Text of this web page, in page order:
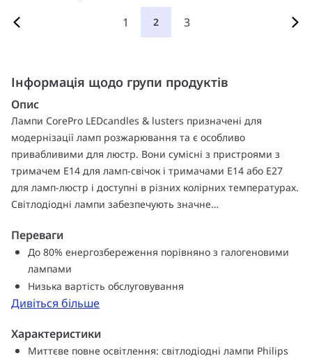
1
2 3
Інформація щодо групи продуктів
Опис
Лампи CorePro LEDcandles & lusters призначені для
модернізації ламп розжарювання та є особливо
привабливими для люстр. Вони сумісні з пристроями з
тримачем E14 для ламп-свічок і тримачами E14 або E27
для ламп-люстр і доступні в різних колірних температурах.
Світлодіодні лампи забезпечують значне
галогеновими лампами) і забезпечують чудову якість
світла. Завдяки терміну служби 15 000 годин вони
знижують витрати на обслуговування. Світлодіодні лампи-
свічки та лампи-кулі CorePro ідеально пасують для базових
потреб освітлення.
Переваги
До 80% енергозбереження порівняно з галогеновими
лампами
Низька вартість обслуговування
Дивіться більше
Характеристики
Миттєве повне освітлення: світлодіодні лампи Philips